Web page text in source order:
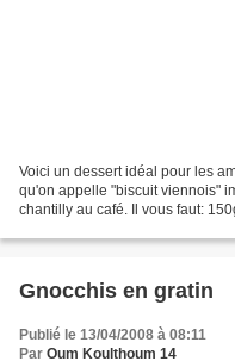
Voici un dessert idéal pour les
qu'on appelle "biscuit viennois"
chantilly au café. Il vous faut:
Gnocchis en gratin
Publié le 13/04/2008 à 08:11
Par Oum Koulthoum 14